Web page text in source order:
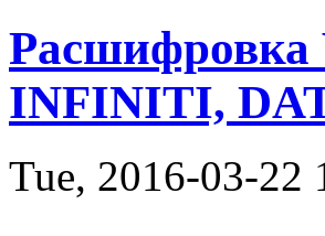
Расшифровка
INFINITI,
Tue, 2016-03-